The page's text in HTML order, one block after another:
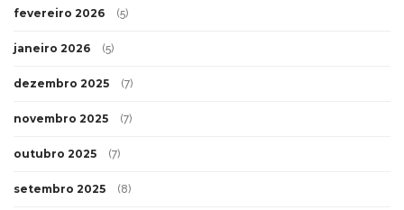
fevereiro 2026 (5)
janeiro 2026 (5)
dezembro 2025 (7)
novembro 2025 (7)
outubro 2025 (7)
setembro 2025 (8)